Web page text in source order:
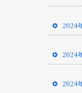
2024
2024
2024